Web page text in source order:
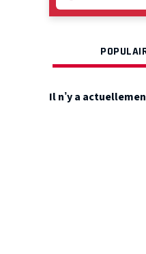
Il n’y a